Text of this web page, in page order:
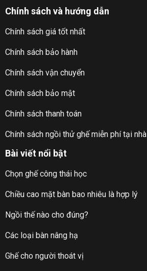
Chính sách và hướng dẫn
Chính sách giá tốt nhất
Chính sách bảo hành
Chính sách vận chuyển
Chính sách bảo mật
Chính sách thanh toán
Chính sách ngồi thử ghế miễn phí tại nhà
Bài viết nổi bật
Chọn ghế công thái học
Chiều cao mặt bàn bao nhiêu là hợp lý
Ngồi thế nào cho đúng?
Các loại bàn nâng hạ
Ghế cho người thoát vị